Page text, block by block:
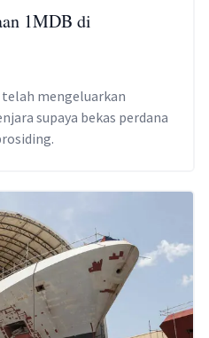
1MDB di
mengeluarkan
supaya bekas perdana